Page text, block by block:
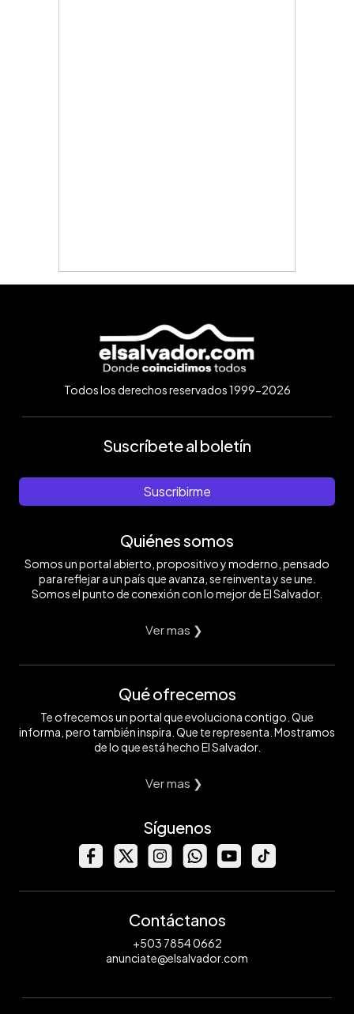
Todos los derechos reservados 1999-2026
Suscríbete al boletín
Suscribirme
Quiénes somos
Somos un portal abierto, propositivo y moderno, pensado
para reflejar a un país que avanza, se reinventa y se une.
Somos el punto de conexión con lo mejor de El Salvador.
Ver mas ❯
Qué ofrecemos
Te ofrecemos un portal que evoluciona contigo. Que
informa, pero también inspira. Que te representa. Mostramos
de lo que está hecho El Salvador.
Ver mas ❯
Síguenos
Contáctanos
+503 7854 0662
anunciate@elsalvador.com